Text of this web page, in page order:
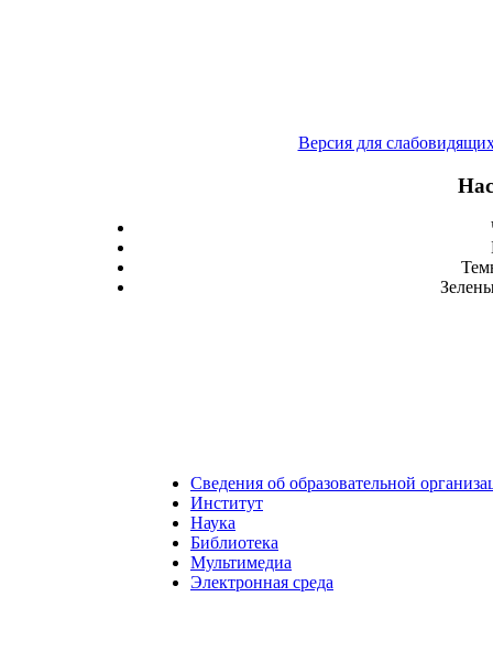
Версия для
Сведения об образовательной
Институт
Наука
Библиотека
Мультимедиа
Электронная среда